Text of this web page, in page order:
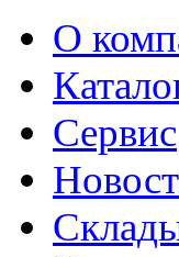
О
Сервис